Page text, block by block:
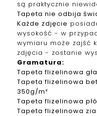
są praktycznie
Tapeta nie odbija
Każde zdjęcie
wysokość - w
wymiaru może zajść
zdjęcia - zostanie
Gramatura:
Tapetaflizelinowa
Tapetaflizelinowa
350g/m²
Tapetaflizelinowa
Tapetaflizelinowa